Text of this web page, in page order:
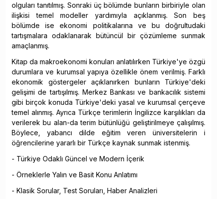
olguları tanıtılmış. Sonraki üç bölümde bunların birbiriyle olan
ilişkisi temel modeller yardımıyla açıklanmış. Son beş
bölümde ise ekonomi politikalarına ve bu doğrultudaki
tartışmalara odaklanarak bütüncül bir çözümleme sunmak
amaçlanmış.
Kitap da makroekonomi konuları anlatılırken Türkiye'ye özgü
durumlara ve kurumsal yapıya özellikle önem verilmiş. Farklı
ekonomik göstergeler açıklanırken bunların Türkiye'deki
gelişimi de tartışılmış. Merkez Bankası ve bankacılık sistemi
gibi birçok konuda Türkiye'deki yasal ve kurumsal çerçeve
temel alınmış. Ayrıca Türkçe terimlerin İngilizce karşılıkları da
verilerek bu alan-da terim bütünlüğü geliştirilmeye çalışılmış.
Böylece, yabancı dilde eğitim veren üniversitelerin i
öğrencilerine yararlı bir Türkçe kaynak sunmak istenmiş.
- Türkiye Odaklı Güncel ve Modern İçerik
- Örneklerle Yalın ve Basit Konu Anlatımı
- Klasik Sorular, Test Soruları, Haber Analizleri